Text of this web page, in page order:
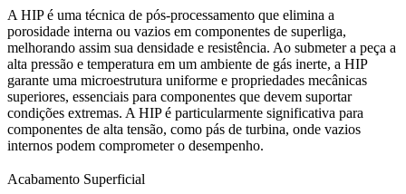
A HIPé uma técnica de pós-processamento que elimina a
porosidade interna ou vazios em componentes de superliga,
melhorando assim sua densidade e resistência. Ao submeter a peça a
alta pressão e temperatura em um ambiente de gás inerte, a HIP
garante uma microestrutura uniforme e propriedades mecânicas
superiores, essenciais para componentes que devem suportar
condições extremas. A HIPé particularmente significativa para
componentes de alta tensão, como pás de turbina, onde vazios
internos podem comprometer o desempenho.
Acabamento Superficial